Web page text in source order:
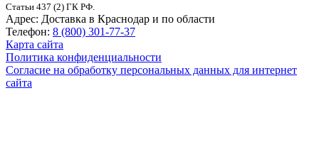
Статьи 437 (2) ГК РФ.
Адрес: Доставка в Краснодар и по области
Телефон: 8 (800) 301-77-37
Карта сайта
Политика конфиденциальности
Согласие на обработку персональных данных для интернет
сайта